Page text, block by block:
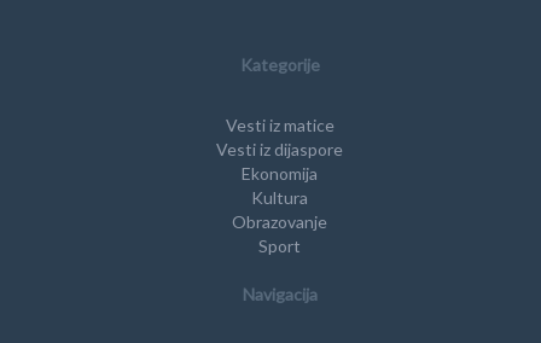
Kategorije
Vesti iz matice
Vesti iz dijaspore
Ekonomija
Kultura
Obrazovanje
Sport
Navigacija